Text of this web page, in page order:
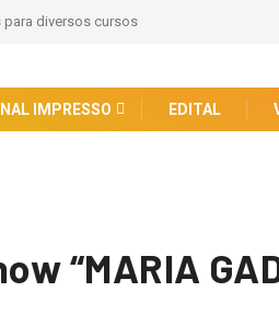
para diversos cursos
IMPRESSO EDITAL
“MARIA